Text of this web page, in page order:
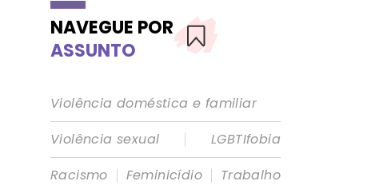
NAVEGUE POR
ASSUNTO
Violência doméstica e familiar
Violência sexual
|
LGBTIfobia
Racismo | Feminicídio | Trabalho